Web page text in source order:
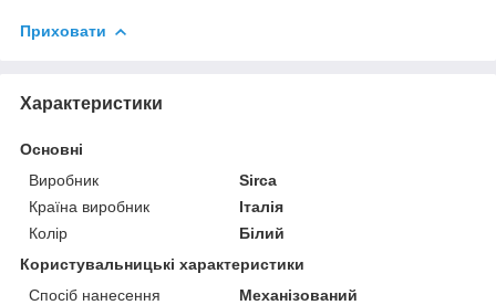
Приховати
Характеристики
Основні
Виробник
Sirca
Країна виробник
Італія
Колір
Білий
Користувальницькі характеристики
Спосіб нанесення
Механізований